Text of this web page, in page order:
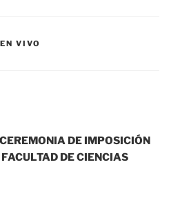
VIVO
DE IMPOSICIÓN
DE CIENCIAS